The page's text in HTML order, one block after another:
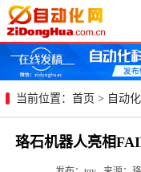
当前位置： 首页 > 自动
珞石机器人亮相